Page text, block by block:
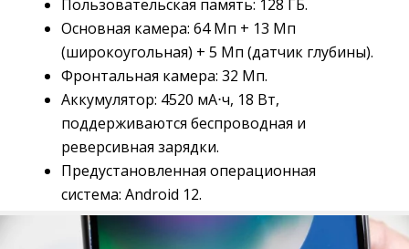
Пользовательская память: 128 ГБ.
Основная камера: 64 Мп + 13 Мп
(широкоугольная) + 5 Мп (датчик глубины).
Фронтальная камера: 32 Мп.
Аккумулятор: 4520 мА⋅ч, 18 Вт,
поддерживаются беспроводная и
реверсивная зарядки.
Предустановленная операционная
система: Android 12.